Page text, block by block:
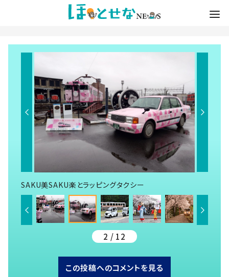
SAKU美SAKU楽とラッピングタクシー
2 / 12
この投稿へのコメントを見る